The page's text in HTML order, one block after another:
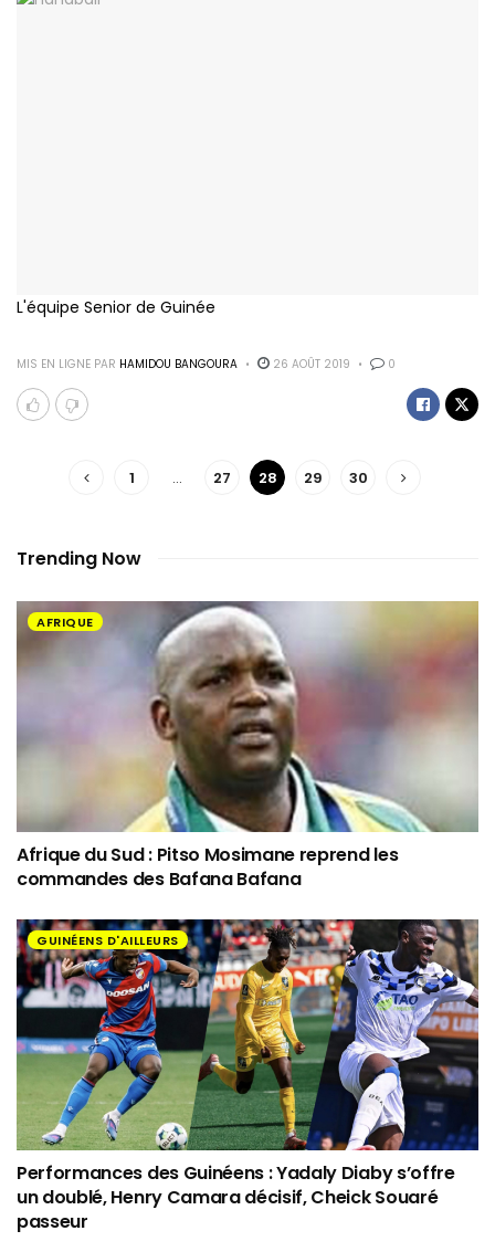
L'équipe Senior de Guinée
MIS EN LIGNE PAR HAMIDOU BANGOURA 26 AOÛT 2019 0
1 … 27 28 29 30
Trending Now
AFRIQUE
Afrique du Sud : Pitso Mosimane reprend les
commandes des Bafana Bafana
GUINÉENS D'AILLEURS
Performances des Guinéens : Yadaly Diaby s’offre
un doublé, Henry Camara décisif, Cheick Souaré
passeur